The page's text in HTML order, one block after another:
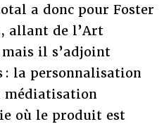
a donc pour Foster
allant de l’Art
mais il s’adjoint
: la personnalisation
médiatisation
où le produit est